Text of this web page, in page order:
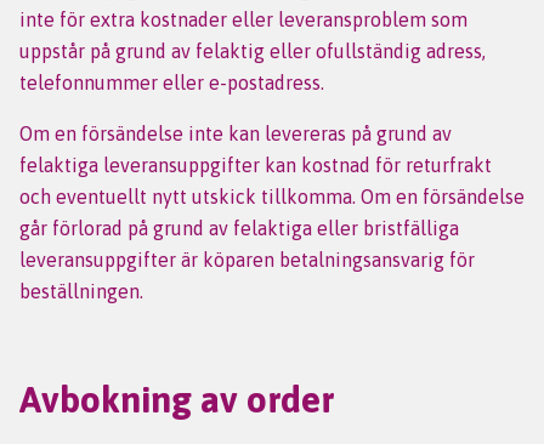
inte för extra kostnader eller leveransproblem som
uppstår på grund av felaktig eller ofullständig adress,
telefonnummer eller e-postadress.
Om en försändelse inte kan levereras på grund av
felaktiga leveransuppgifter kan kostnad för returfrakt
och eventuellt nytt utskick tillkomma. Om en försändelse
går förlorad på grund av felaktiga eller bristfälliga
leveransuppgifter är köparen betalningsansvarig för
beställningen.
Avbokning av order